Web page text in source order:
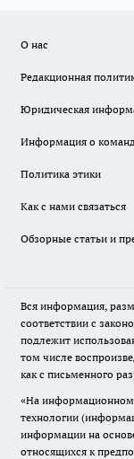
О нас
Редакционная
Юридическая
Информация о
Политика этики
Как с нами связаться
Обзорные статьи и
Вся информация,
соответствии с
подлежит
том числе
как с письменного
«На информационном
технологии
информации на
относящихся к